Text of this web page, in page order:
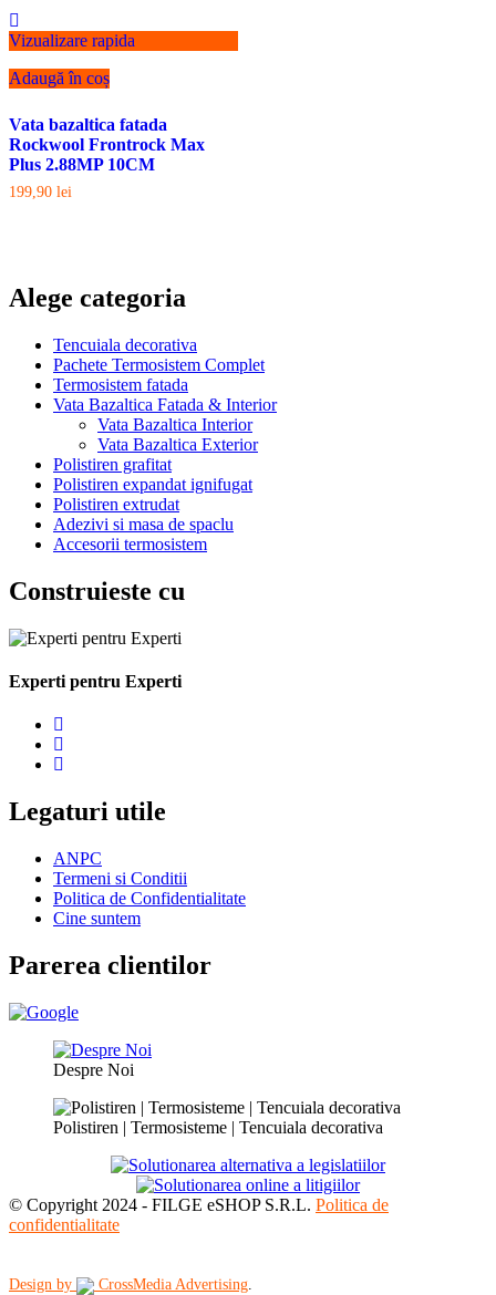
Vizualizare rapida
Adaugă în coș
Vata bazaltica fatada
Rockwool Frontrock Max
Plus 2.88MP 10CM
199,90 lei
Alege categoria
Tencuiala decorativa
Pachete Termosistem Complet
Termosistem fatada
Vata Bazaltica Fatada & Interior
Vata Bazaltica Interior
Vata Bazaltica Exterior
Polistiren grafitat
Polistiren expandat ignifugat
Polistiren extrudat
Adezivi si masa de spaclu
Accesorii termosistem
Construieste cu
Experti pentru Experti
Legaturi utile
ANPC
Termeni si Conditii
Politica de Confidentialitate
Cine suntem
Parerea clientilor
Despre Noi
Polistiren | Termosisteme | Tencuiala decorativa
© Copyright 2024 - FILGE eSHOP S.R.L. Politica de
confidentialitate
Design by CrossMedia Advertising.